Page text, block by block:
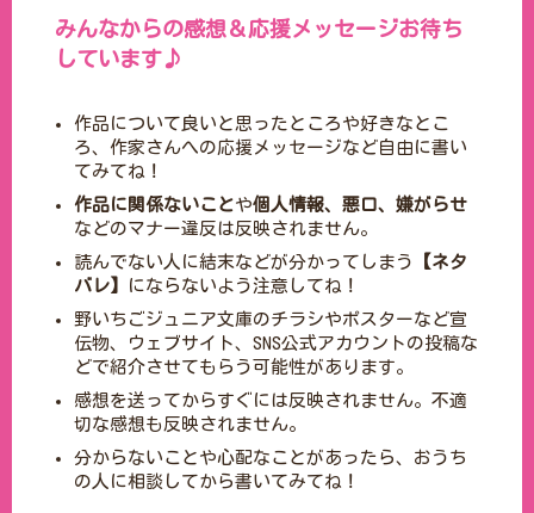
みんなからの感想＆応援メッセージお待ち
しています♪
作品について良いと思ったところや好きなとこ
ろ、作家さんへの応援メッセージなど自由に書い
てみてね！
作品に関係ないことや個人情報、悪口、嫌がらせ
などのマナー違反は反映されません。
読んでない人に結末などが分かってしまう
【ネタ
バレ】
にならないよう注意してね！
野いちごジュニア文庫のチラシやポスターなど宣
伝物、ウェブサイト、SNS公式アカウントの投稿な
どで紹介させてもらう可能性があります。
感想を送ってからすぐには反映されません。不適
切な感想も反映されません。
分からないことや心配なことがあったら、おうち
の人に相談してから書いてみてね！